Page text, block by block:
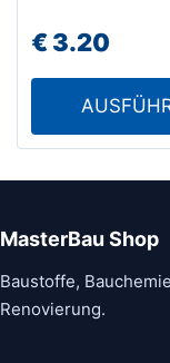
€3.20
Varianten
auf.
Optionen
der
gewählt
werden
MasterBau Shop
Baustoffe,
Renovierung.